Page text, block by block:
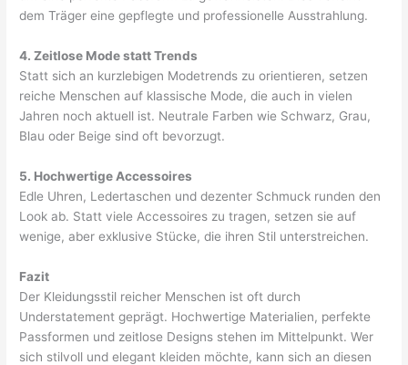
dem Träger eine gepflegte und professionelle Ausstrahlung.
4. Zeitlose Mode statt Trends
Statt sich an kurzlebigen Modetrends zu orientieren, setzen
reiche Menschen auf klassische Mode, die auch in vielen
Jahren noch aktuell ist. Neutrale Farben wie Schwarz, Grau,
Blau oder Beige sind oft bevorzugt.
5. Hochwertige Accessoires
Edle Uhren, Ledertaschen und dezenter Schmuck runden den
Look ab. Statt viele Accessoires zu tragen, setzen sie auf
wenige, aber exklusive Stücke, die ihren Stil unterstreichen.
Fazit
Der Kleidungsstil reicher Menschen ist oft durch
Understatement geprägt. Hochwertige Materialien, perfekte
Passformen und zeitlose Designs stehen im Mittelpunkt. Wer
sich stilvoll und elegant kleiden möchte, kann sich an diesen